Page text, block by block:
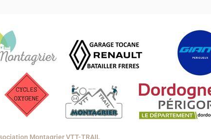
Montagrier VTT-TRAIL